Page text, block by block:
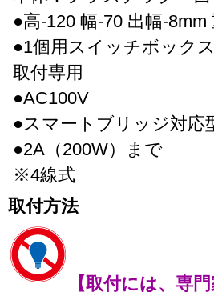
●高-120 幅-70 出幅-8mm
●1個用スイッチボック
取付専用
●AC100V
●スマートブリッジ対応
●2A（200W）まで
※4線式
取付方法
【取付には、専